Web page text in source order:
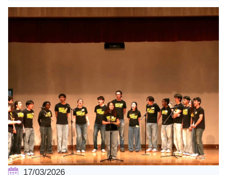
17/03/2026